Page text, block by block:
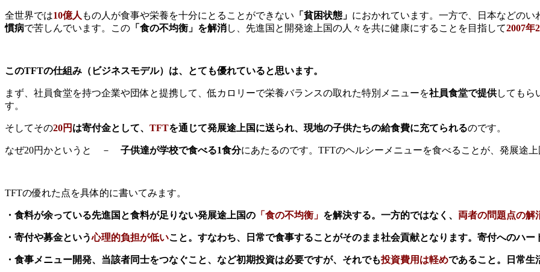
全世界では10億人 もの人が食事や栄養を十分にとることができない 「貧困状態」 におかれています。一方で、日本などの
慣病で苦しんでいます。この 「食の不均衡」を解消し、先進国と開発途上国の人々を共に健康にすることを目指して2007年
このTFTの仕組み（ビジネスモデル）は、とても優れていると思います。
まず、社員食堂を持つ企業や団体と提携して、低カロリーで栄養バランスの取れた特別メニューを社員食堂で提供してもら
す。
そしてその20円 は寄付金として、 TFTを通じて発展途上国に送られ、現地の子供たちの給食費に充てられるのです。
なぜ20円かというと － 子供達が学校で食べる1食分にあたるのです。TFTのヘルシーメニューを食べることが、発展途
TFTの優れた点を具体的に書いてみます。
・食料が余っている先進国と食料が足りない発展途上国の 「食の不均衡」 を解決する。一方的ではなく、 両者の問題点の解
・寄付や募金という心理的負担が低いこと。すなわち、日常で食事することがそのまま社会貢献となります。寄付へのハー
・食事メニュー開発、当該者同士をつなぐこと、など初期投資は必要ですが、それでも投資費用は軽めであること。日常生